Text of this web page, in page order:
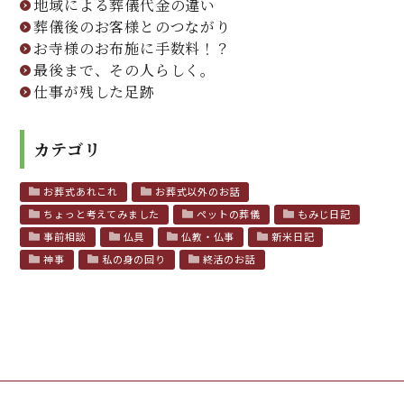
地域による葬儀代金の違い
葬儀後のお客様とのつながり
お寺様のお布施に手数料！？
最後まで、その人らしく。
仕事が残した足跡
カテゴリ
お葬式あれこれ
お葬式以外のお話
ちょっと考えてみました
ペットの葬儀
もみじ日記
事前相談
仏具 仏教・仏事
新米日記
神事
私の身の回り 終活のお話